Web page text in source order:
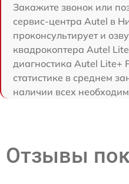
Закажите звонок или
сервис-центра Autel в
проконсультирует и
квадрокоптера Autel
диагностика Autel Lite+
статистике в среднем
наличии всех
Отзывы